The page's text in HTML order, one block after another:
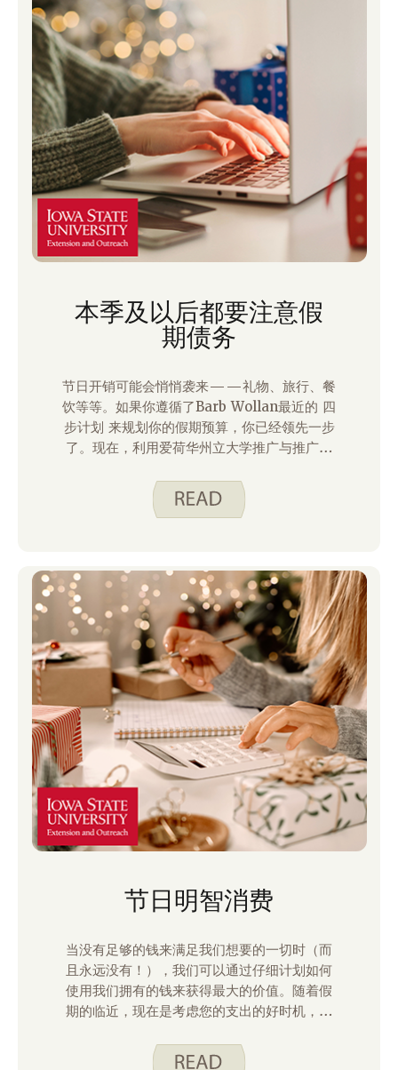
本季及以后都要注意假
期债务
节日开销可能会悄悄袭来——礼物、旅行、餐
饮等等。如果你遵循了Barb Wollan最近的 四
步计划 来规划你的假期预算，你已经领先一步
了。现在，利用爱荷华州立大学推广与推广部
保持对个人财务的关注和掌控！
节日明智消费
当没有足够的钱来满足我们想要的一切时（而
且永远没有！），我们可以通过仔细计划如何
使用我们拥有的钱来获得最大的价值。随着假
期的临近，现在是考虑您的支出的好时机，以